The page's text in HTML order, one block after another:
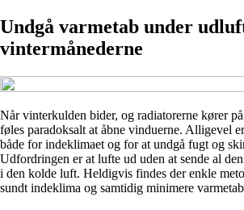
Undgå varmetab under
vintermånederne
Når vinterkulden bider, og radiatorerne kører
føles paradoksalt at åbne vinduerne. Alligevel
både for indeklimaet og for at undgå fugt og
Udfordringen er at lufte ud uden at sende al
i den kolde luft. Heldigvis findes der enkle
sundt indeklima og samtidig minimere